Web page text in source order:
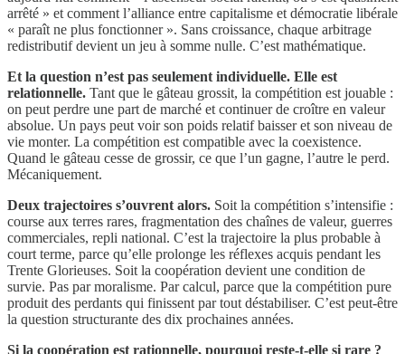
arrêté » et comment l’alliance entre capitalisme et démocratie libérale
« paraît ne plus fonctionner ». Sans croissance, chaque arbitrage
redistributif devient un jeu à somme nulle. C’est mathématique.
Et la question n’est pas seulement individuelle. Elle est
relationnelle. Tant que le gâteau grossit, la compétition est jouable :
on peut perdre une part de marché et continuer de croître en valeur
absolue. Un pays peut voir son poids relatif baisser et son niveau de
vie monter. La compétition est compatible avec la coexistence.
Quand le gâteau cesse de grossir, ce que l’un gagne, l’autre le perd.
Mécaniquement.
Deux trajectoires s’ouvrent alors. Soit la compétition s’intensifie :
course aux terres rares, fragmentation des chaînes de valeur, guerres
commerciales, repli national. C’est la trajectoire la plus probable à
court terme, parce qu’elle prolonge les réflexes acquis pendant les
Trente Glorieuses. Soit la coopération devient une condition de
survie. Pas par moralisme. Par calcul, parce que la compétition pure
produit des perdants qui finissent par tout déstabiliser. C’est peut-être
la question structurante des dix prochaines années.
Si la coopération est rationnelle, pourquoi reste-t-elle si rare ?